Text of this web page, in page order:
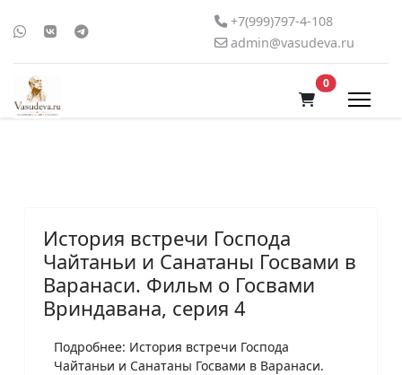
+7(999)797-4-108
admin@vasudeva.ru
0В корзину
История встречи Господа
Чайтаньи и Санатаны Госвами в
Варанаси. Фильм о Госвами
Вриндавана, серия 4
Подробнее: История встречи Господа
Чайтаньи и Санатаны Госвами в Варанаси.